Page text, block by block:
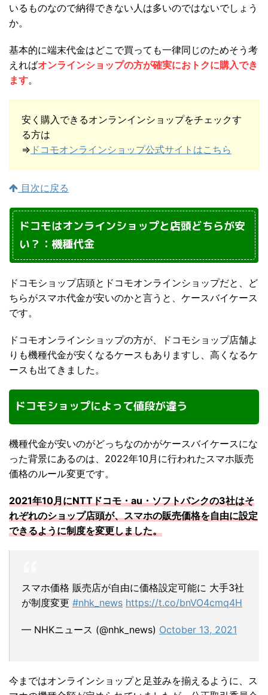
いるものなので納得できない人は多いのではないでしょう
か。
基本的に端末代金はどこで買っても一律同じのためそう考
えればオンラインショップの方が確実におトクに購入でき
ます。
安く購入できるオンランインショップをチェックす
る方は
⇒ ドコモオンラインショップ公式サイトはこちら
目次に戻る
ドコモはオンラインショップと店頭どちらが安
い？：機種代金
ドコモショップ店頭とドコモオンラインショップだと、ど
ちらがスマホ代金が安いのかと言うと、ケースバイケース
です。
ドコモオンラインショップの方が、ドコモショップ店舗よ
りも機種代金が安くなるケースもありますし、高くなるケ
ースも出てきました。
ドコモショップによって値段が違う
機種代金が安いのがどっちなのかがケースバイケースにな
った背景にあるのは、2022年10月に行われたスマホ販売
価格のルール変更です。
2021年10月にNTTドコモ・au・ソフトバンクの3社はそ
れぞれのショップ店頭が、スマホの販売価格を自由に設定
できるように制度を変更しました。
スマホ価格 販売店が自由に価格設定可能に 大手3社
が制度変更 #nhk_news https://t.co/bnVO4cmq4H
— NHKニュース (@nhk_news) October 13, 2021
今まではオンラインショップと足並みを揃えるように、ス